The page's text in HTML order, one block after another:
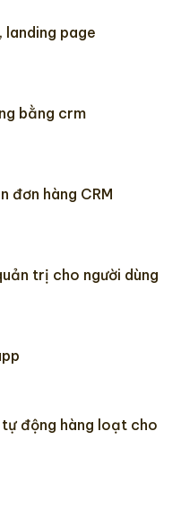
landing page
bằng crm
đơn hàng CRM
trị cho người dùng
động hàng loạt cho